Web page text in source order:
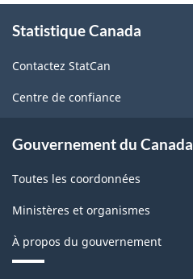
propos
ce
site
Statistique Canada
Contactez StatCan
Centre de confiance
Gouvernement du Canada
Toutes les coordonnées
Ministères et organismes
À propos du gouvernement